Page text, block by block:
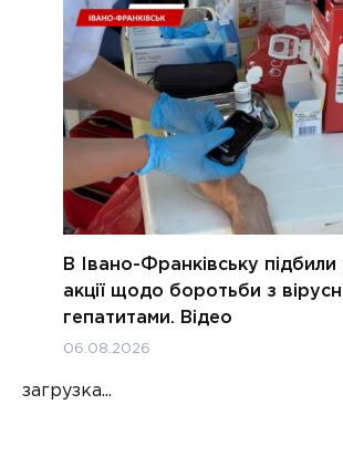
В Івано-Франківську підбили
акції щодо боротьби з
гепатитами. Відео
06.08.2026
загрузка...